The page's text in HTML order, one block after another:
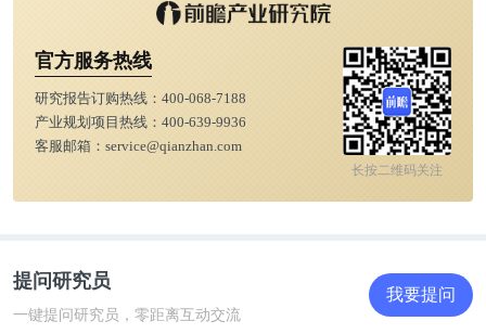
有网通业人士透露，当前任何关键元器件都缺乏，更
紧缺的则是主芯片。友讯的董事长李忠旺在日前表
示，近期网通芯片缺料非常严重，部分芯片交期甚至
长达52周，业者需要积极应变解决缺料问题。
满足如今客户的供应需求，因此只能选择每个月交付
一部分，其他的后续再进行排队交货。
官方服务热线
研究报告订购热线： 400-068-7188
产业规划项目热线： 400-639-9936
客服邮箱： service@qianzhan.com
长按二维码关注
提问研究员
一键提问研究员，零距离互动交流
我要提问